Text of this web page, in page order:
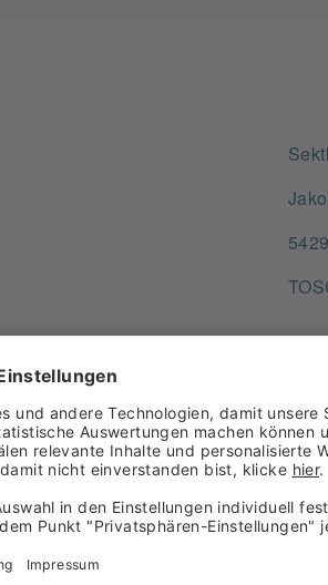
Zitronen-Getränk 0,5l
Geschmack